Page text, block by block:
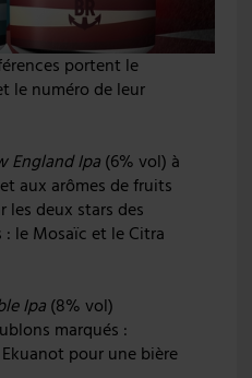
portent le
le numéro de leur
England Ipa (6% vol) à
aux arômes de fruits
les deux stars des
le Mosaïc et le Citra
Ipa (8% vol)
marqués :
pour une bière